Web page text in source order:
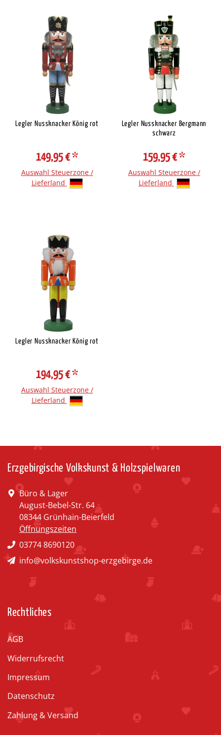
Legler Nussknacker König rot
149,95 €*
Auswahl Steuerzone /
Lieferland
Legler Nussknacker Bergmann
schwarz
159,95 €*
Auswahl Steuerzone /
Lieferland
Legler Nussknacker König rot
194,95 €*
Auswahl Steuerzone /
Lieferland
Erzgebirgische Volkskunst & Holzspielwaren
Büro & Lager
August-Bebel-Str. 64
08344 Grünhain-Beierfeld
Öffnungszeiten
03774 8690120
info@volkskunstshop-erzgebirge.de
Rechtliches
AGB
Widerrufsrecht
Impressum
Datenschutz
Zahlung & Versand